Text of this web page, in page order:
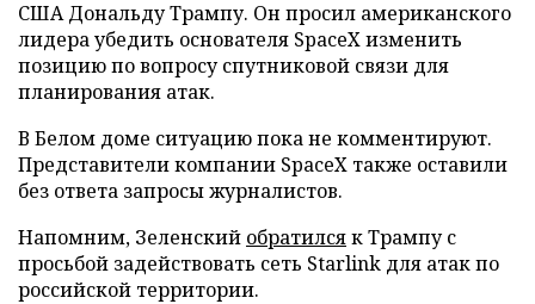
США Дональду Трампу. Он просил американского
лидера убедить основателя SpaceX изменить
позицию по вопросу спутниковой связи для
планирования атак.
В Белом доме ситуацию пока не комментируют.
Представители компании SpaceX также оставили
без ответа запросы журналистов.
Напомним, Зеленский обратилсяк Трампу с
просьбой задействовать сеть Starlink для атак по
российской территории.